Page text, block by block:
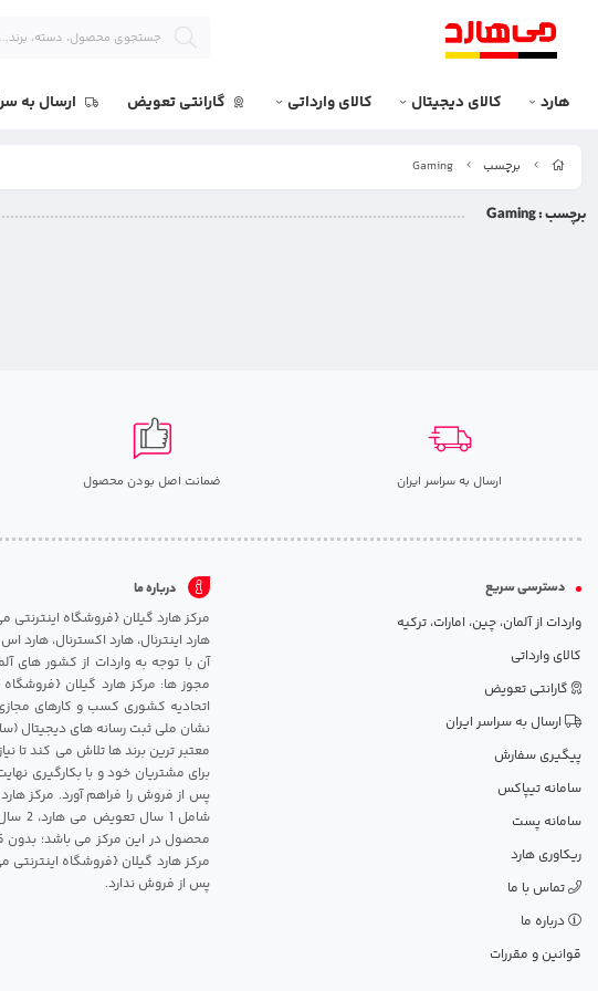
هارد کالای دیجیتال کالای وارداتی گارانتی تعویض ارسال به
برچسب Gaming
برچسب: Gaming
ارسال به سراسر ایران ضمانت اصل بودن محصول
دسترسی سریع
واردات از آلمان، چین، امارات، ترکیه
کالای وارداتی
گارانتی تعویض
ارسال به سراسر ایران
پیگیری سفارش
سامانه تیپاکس
سامانه پست
ریکاوری هارد
تماس با ما
درباره ما
قوانین و مقررات
درباره ما
هارد اینترنال، هارد اکسترنال،
آن با توجه به واردات از کشور های
مجوز ها: مرکز هارد گیلان
اتحادیه کشوری کسب و کارهای
نشان ملی ثبت رسانه های دیجیتال
معتبر ترین برند ها تلاش می کند تا
برای مشتریان خود و با بکارگیری
پس از فروش را فراهم آورد. مرکز
محصول در این مرکز می باشد؛ بدون
مرکز هارد گیلان {فروشگاه
پس از فروش ندارد.